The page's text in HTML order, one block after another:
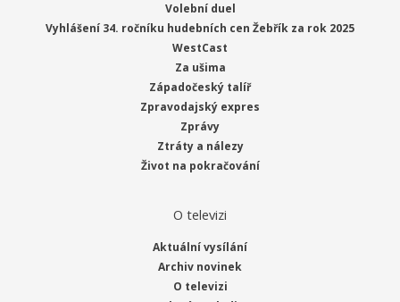
Volební duel
Vyhlášení 34. ročníku hudebních cen Žebřík za rok 2025
WestCast
Za ušima
Západočeský talíř
Zpravodajský expres
Zprávy
Ztráty a nálezy
Život na pokračování
O televizi
Aktuální vysílání
Archiv novinek
O televizi